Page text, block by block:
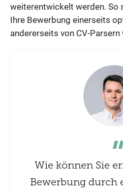
weiterentwickelt werden. So
Ihre Bewerbung einerseits
andererseits von CV-
Wie können Sie
Bewerbung durch